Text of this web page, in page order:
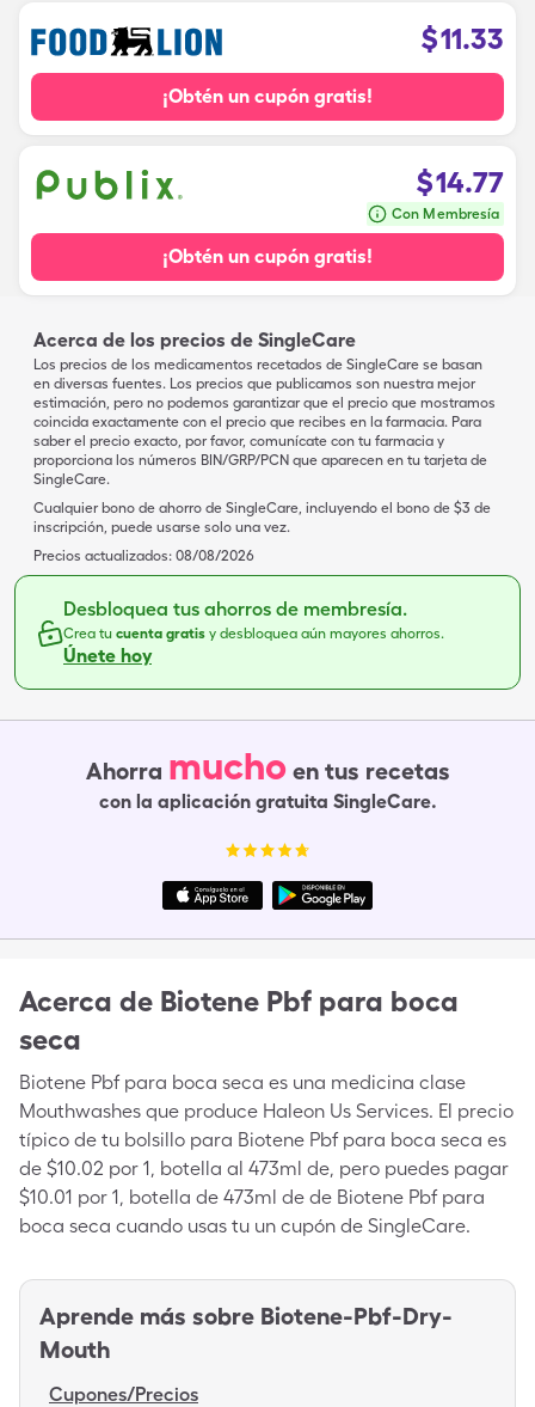
$11.33
¡Obtén un cupón gratis!
$14.77
Con Membresía
¡Obtén un cupón gratis!
Acerca de los precios de SingleCare
Los precios de los medicamentos recetados de SingleCare se basan
en diversas fuentes. Los precios que publicamos son nuestra mejor
estimación, pero no podemos garantizar que el precio que mostramos
coincida exactamente con el precio que recibes en la farmacia. Para
saber el precio exacto, por favor, comunícate con tu farmacia y
proporciona los números BIN/GRP/PCN que aparecen en tu tarjeta de
SingleCare.
Cualquier bono de ahorro de SingleCare, incluyendo el bono de $3 de
inscripción, puede usarse solo una vez.
Precios actualizados: 08/08/2026
Desbloquea tus ahorros de membresía.
Crea tu cuenta gratis y desbloquea aún mayores ahorros.
Únete hoy
Ahorra mucho en tus recetas
con la aplicación gratuita SingleCare.
Acerca de Biotene Pbf para boca
seca
Biotene Pbf para boca seca es una medicina clase
Mouthwashes que produce Haleon Us Services. El precio
típico de tu bolsillo para Biotene Pbf para boca seca es
de $10.02 por 1, botella al 473ml de, pero puedes pagar
$10.01 por 1, botella de 473ml de de Biotene Pbf para
boca seca cuando usas tu un cupón de SingleCare.
Aprende más sobre Biotene-Pbf-Dry-
Mouth
Cupones/Precios